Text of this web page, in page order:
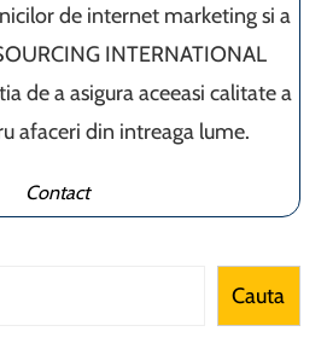
de internet marketing si a
INTERNATIONAL
de a asigura aceeasi calitate a
afaceri din intreaga lume.
Contact
Cauta